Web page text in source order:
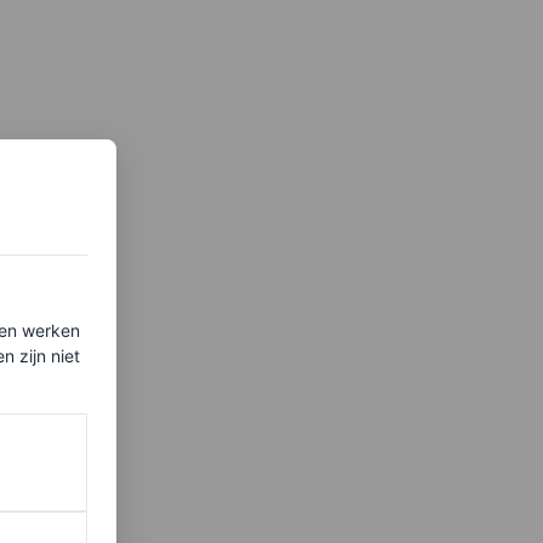
werken
zijn niet